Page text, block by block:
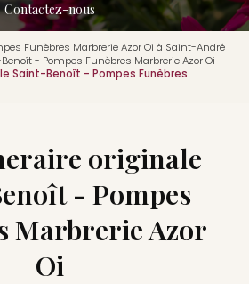
Contactez-nous
Funèbres Marbrerie Azor Oi à Saint-André
- Pompes Funèbres Marbrerie Azor Oi
Saint-Benoît - Pompes Funèbres
originale
- Pompes
Marbrerie Azor
Oi